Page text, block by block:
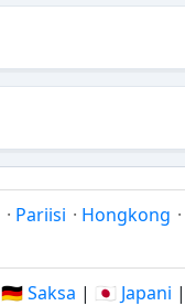
· Pariisi · Hongkong ·
🇩🇪 Saksa | 🇯🇵 Japani |